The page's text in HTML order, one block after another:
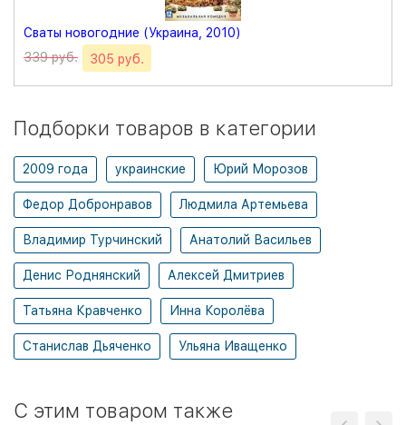
Сваты новогодние (Украина, 2010)
339 руб.
305 руб.
Подборки товаров в категории
2009 года украинские Юрий Морозов
Федор Добронравов Людмила Артемьева
Владимир Турчинский Анатолий Васильев
Денис Роднянский Алексей Дмитриев
Татьяна Кравченко Инна Королёва
Станислав Дьяченко Ульяна Иващенко
C этим товаром также